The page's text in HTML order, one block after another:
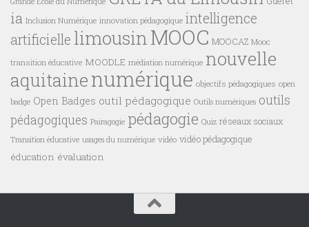
ia Inclusion Numérique innovation pédagogique intelligence
artificielle limousin MOOC MOOCAZ Mooc
transition éducative MOODLE médiation numérique nouvelle
aquitainenumérique objectifs pédagogiques open
badge Open Badges outil pédagogique Outils numériques outils
pédagogiques Pairagogie pédagogie Quiz réseaux sociaux
Transition éducative usages du numérique vidéo vidéo pédagogique
éducation évaluation